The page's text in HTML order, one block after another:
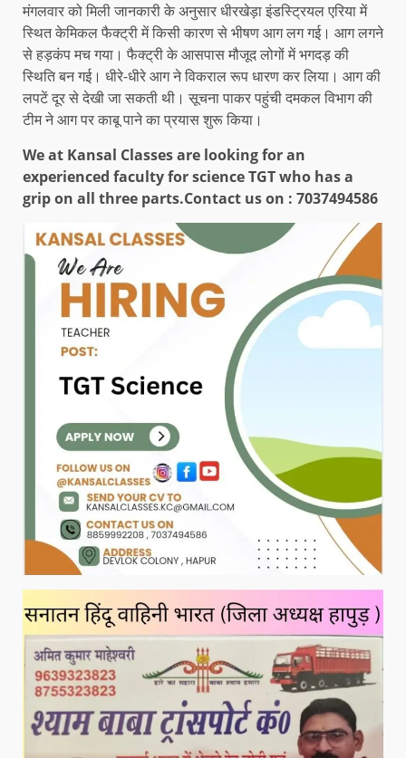
मंगलवार को मिली जानकारी के अनुसार धीरखेड़ा इंडस्ट्रियल एरिया में
स्थित केमिकल फैक्ट्री में किसी कारण से भीषण आग लग गई। आग लगने
से हड़कंप मच गया। फैक्ट्री के आसपास मौजूद लोगों में भगदड़ की
स्थिति बन गई। धीरे-धीरे आग ने विकराल रूप धारण कर लिया। आग की
लपटें दूर से देखी जा सकती थी। सूचना पाकर पहुंची दमकल विभाग की
टीम ने आग पर काबू पाने का प्रयास शुरू किया।
We at Kansal Classes are looking for an
experienced faculty for science TGT who has a
grip on all three parts.Contact us on : 7037494586